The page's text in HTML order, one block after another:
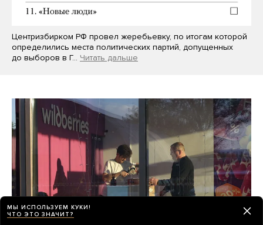
Центризбирком РФ провел жеребьевку, по итогам которой
определились места политических партий, допущенных
до выборов в Г… Читать дальше
МЫ ИСПОЛЬЗУЕМ КУКИ!
ЧТО ЭТО ЗНАЧИТ?